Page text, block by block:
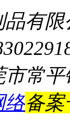
有
常
络备